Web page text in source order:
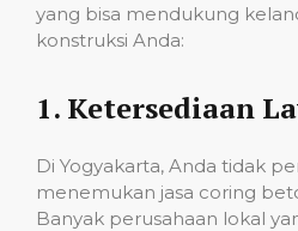
yang bisa mendukung
konstruksi Anda:
1. Ketersediaan
Di Yogyakarta, Anda tidak
menemukan jasa coring
Banyak perusahaan lokal